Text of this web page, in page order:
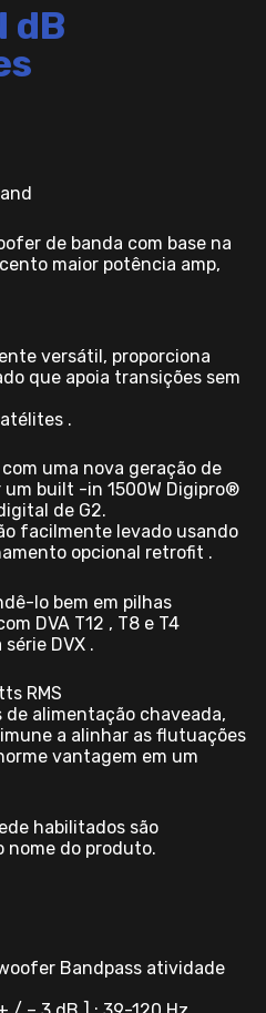
dB
de banda com base na
maior potência amp,
versátil, proporciona
que apoia transições sem
.
com uma nova geração de
built -in 1500W Digipro®
de G2.
facilmente levado usando
opcional retrofit .
lo bem em pilhas
DVA T12 , T8 e T4
DVX .
RMS
de alimentação chaveada,
a alinhar as flutuações
vantagem em um
habilitados são
nome do produto.
Bandpass atividade